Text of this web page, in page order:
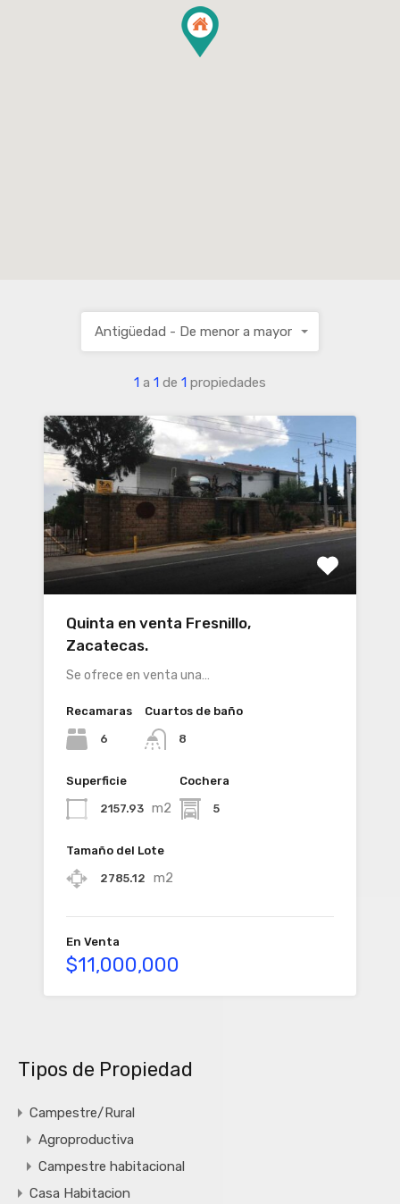
1 a 1 de 1 propiedades
Antigüedad - De menor a mayor
Quinta en venta Fresnillo,
Zacatecas.
Se ofrece en venta una…
Recamaras
6
Cuartos de baño
8
Superficie
2157.93 m2
Cochera
5
Tamaño del Lote
2785.12 m2
En Venta
$11,000,000
Tipos de Propiedad
Campestre/Rural
Agroproductiva
Campestre habitacional
Casa Habitacion